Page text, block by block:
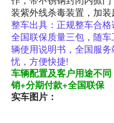
装紫外线杀毒装置，加装
整车出具：正规整车合
全国联保质量三包，随
辆使用说明书，全国服
忧，方便快捷!
车辆配置及客户用途不同
销+分期付款+全国联保
实车图片：